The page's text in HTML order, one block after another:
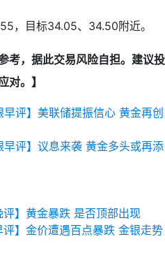
，目标34.05、34.50附近。
考，据此交易风险自担。建议投
对。】
评】美联储提振信心 黄金再创
早评】议息来袭 黄金多头或再添
】黄金暴跌 是否顶部出现
】金价遭遇百点暴跌 金银走势